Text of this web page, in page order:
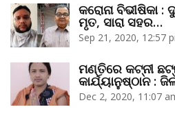
କରୋନା ବିଭୀଷିକା
ମୃତ, ସାରା ସହର…
Sep 21, 2020, 12:57
ମଣ୍ତିରେ କଟ୍‌ନୀ
କାର୍ଯ୍ୟାନୁଷ୍ଠାନ :
Dec 2, 2020, 11:07